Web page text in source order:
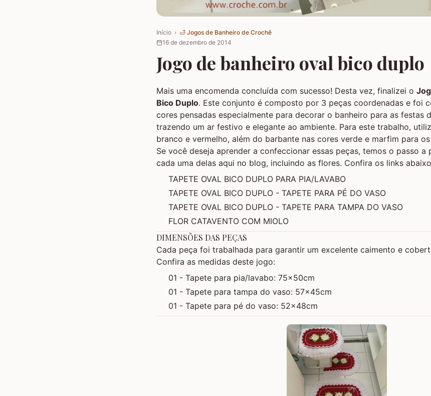
Início › 🛁 Jogos de Banheiro de Crochê
16 de dezembro de 2014
Jogo de banheiro oval bico duplo
Mais uma encomenda concluída com sucesso! Desta vez, finalizei o
Bico Duplo. Este conjunto é composto por 3 peças coordenadas e foi
cores pensadas especialmente para decorar o banheiro para as festas
trazendo um ar festivo e elegante ao ambiente. Para este trabalho,
branco e vermelho, além do barbante nas cores verde e marfim para
Se você deseja aprender a confeccionar essas peças, temos o passo a
cada uma delas aqui no blog, incluindo as flores. Confira os links
TAPETE OVAL BICO DUPLO PARA PIA/LAVABO
TAPETE OVAL BICO DUPLO - TAPETE PARA PÉ DO VASO
TAPETE OVAL BICO DUPLO - TAPETE PARA TAMPA DO VASO
FLOR CATAVENTO COM MIOLO
DIMENSÕES DAS PEÇAS
Cada peça foi trabalhada para garantir um excelente caimento e
Confira as medidas deste jogo:
01 - Tapete para pia/lavabo: 75x50cm
01 - Tapete para tampa do vaso: 57x45cm
01 - Tapete para pé do vaso: 52x48cm